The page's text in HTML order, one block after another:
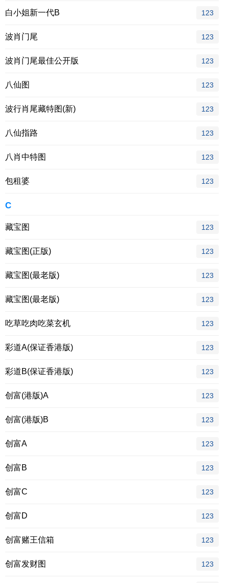
白小姐新一代B 123
波肖门尾 123
波肖门尾最佳公开版 123
八仙图 123
波行肖尾藏特图(新) 123
八仙指路 123
八肖中特图 123
包租婆 123
C
藏宝图 123
藏宝图(正版) 123
藏宝图(最老版) 123
藏宝图(最老版) 123
吃草吃肉吃菜玄机 123
彩道A(保证香港版) 123
彩道B(保证香港版) 123
创富(港版)A 123
创富(港版)B 123
创富A 123
创富B 123
创富C 123
创富D 123
创富赌王信箱 123
创富发财图 123